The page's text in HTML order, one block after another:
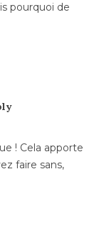
pourquoi de
! Cela apporte
faire sans,